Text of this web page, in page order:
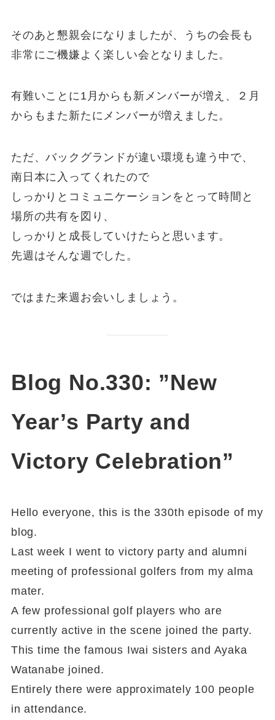
そのあと懇親会になりましたが、うちの会長も
非常にご機嫌よく楽しい会となりました。
有難いことに1月からも新メンバーが増え、２月
からもまた新たにメンバーが増えました。
ただ、バックグランドが違い環境も違う中で、
南日本に入ってくれたので
しっかりとコミュニケーションをとって時間と
場所の共有を図り、
しっかりと成長していけたらと思います。
先週はそんな週でした。
ではまた来週お会いしましょう。
Blog No.330: ”New
Year’s Party and
Victory Celebration”
Hello everyone, this is the 330th episode of my
blog.
Last week I went to victory party and alumni
meeting of professional golfers from my alma
mater.
A few professional golf players who are
currently active in the scene joined the party.
This time the famous Iwai sisters and Ayaka
Watanabe joined.
Entirely there were approximately 100 people
in attendance.